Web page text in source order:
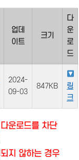
업데
이트
크기
다
운
로
드
2024-
09-03
847KB
링
크
운로드를 차단
지 않하는 경우